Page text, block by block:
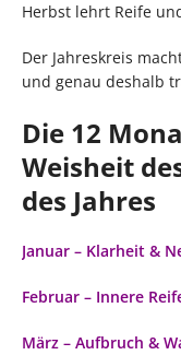
Herbst lehrt Reife
Der Jahreskreis
und genau deshalb
Die 12
Weisheit
des Jahres
Januar – Klarheit &
Februar – Innere
März – Aufbruch &